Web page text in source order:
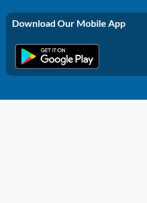
Download Our Mobile App